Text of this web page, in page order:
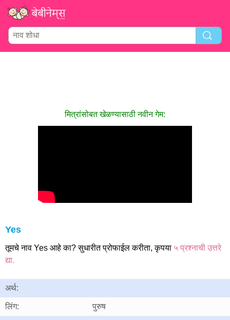
मित्रांसोबत खेळण्यासाठी नवीन गेम:
Yes
तूमचे नाव Yes आहे का? सुधारीत प्रोफाईल करीता, कृपया ५ प्रश्नाची उत्तरे
द्या.
अर्थ:
लिंग: पुरुष